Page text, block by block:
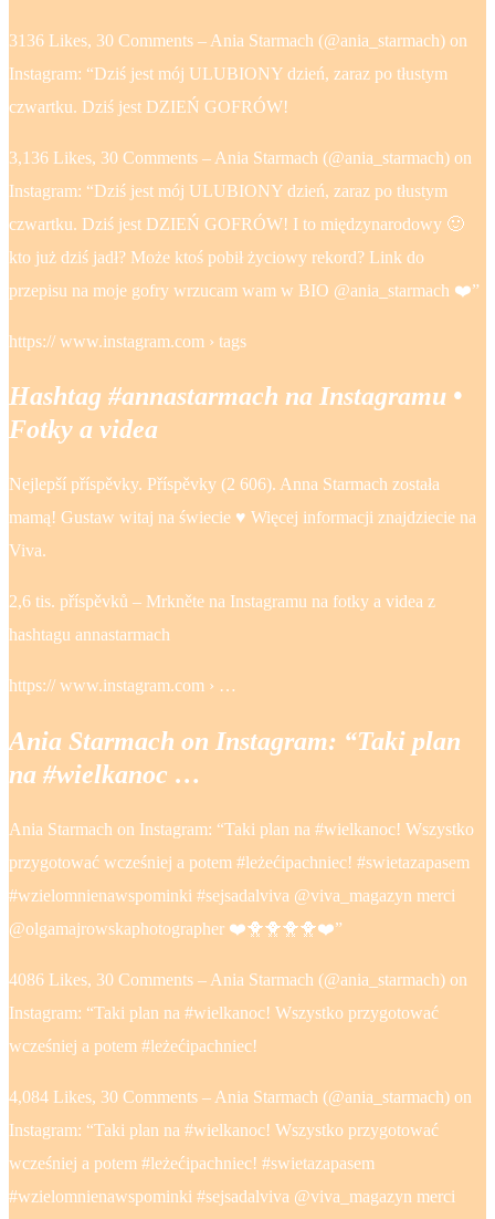
3136 Likes, 30 Comments – Ania Starmach (@ania_starmach) on
Instagram: “Dziś jest mój ULUBIONY dzień, zaraz po tłustym
czwartku. Dziś jest DZIEŃ GOFRÓW!
3,136 Likes, 30 Comments – Ania Starmach (@ania_starmach) on
Instagram: “Dziś jest mój ULUBIONY dzień, zaraz po tłustym
czwartku. Dziś jest DZIEŃ GOFRÓW! I to międzynarodowy 🙂
kto już dziś jadł? Może ktoś pobił życiowy rekord? Link do
przepisu na moje gofry wrzucam wam w BIO @ania_starmach ❤️”
https:// www.instagram.com › tags
Hashtag #annastarmach na Instagramu •
Fotky a videa
Nejlepší příspěvky. Příspěvky (2 606). Anna Starmach została
mamą! Gustaw witaj na świecie ♥️ Więcej informacji znajdziecie na
Viva.
2,6 tis. příspěvků – Mrkněte na Instagramu na fotky a videa z
hashtagu annastarmach
https:// www.instagram.com › …
Ania Starmach on Instagram: “Taki plan
na #wielkanoc …
Ania Starmach on Instagram: “Taki plan na #wielkanoc! Wszystko
przygotować wcześniej a potem #leżećipachniec! #swietazapasem
#wzielomnienawspominki #sejsadalviva @viva_magazyn merci
@olgamajrowskaphotographer ❤️🐥🐥🐥🐥❤️”
4086 Likes, 30 Comments – Ania Starmach (@ania_starmach) on
Instagram: “Taki plan na #wielkanoc! Wszystko przygotować
wcześniej a potem #leżećipachniec!
4,084 Likes, 30 Comments – Ania Starmach (@ania_starmach) on
Instagram: “Taki plan na #wielkanoc! Wszystko przygotować
wcześniej a potem #leżećipachniec! #swietazapasem
#wzielomnienawspominki #sejsadalviva @viva_magazyn merci